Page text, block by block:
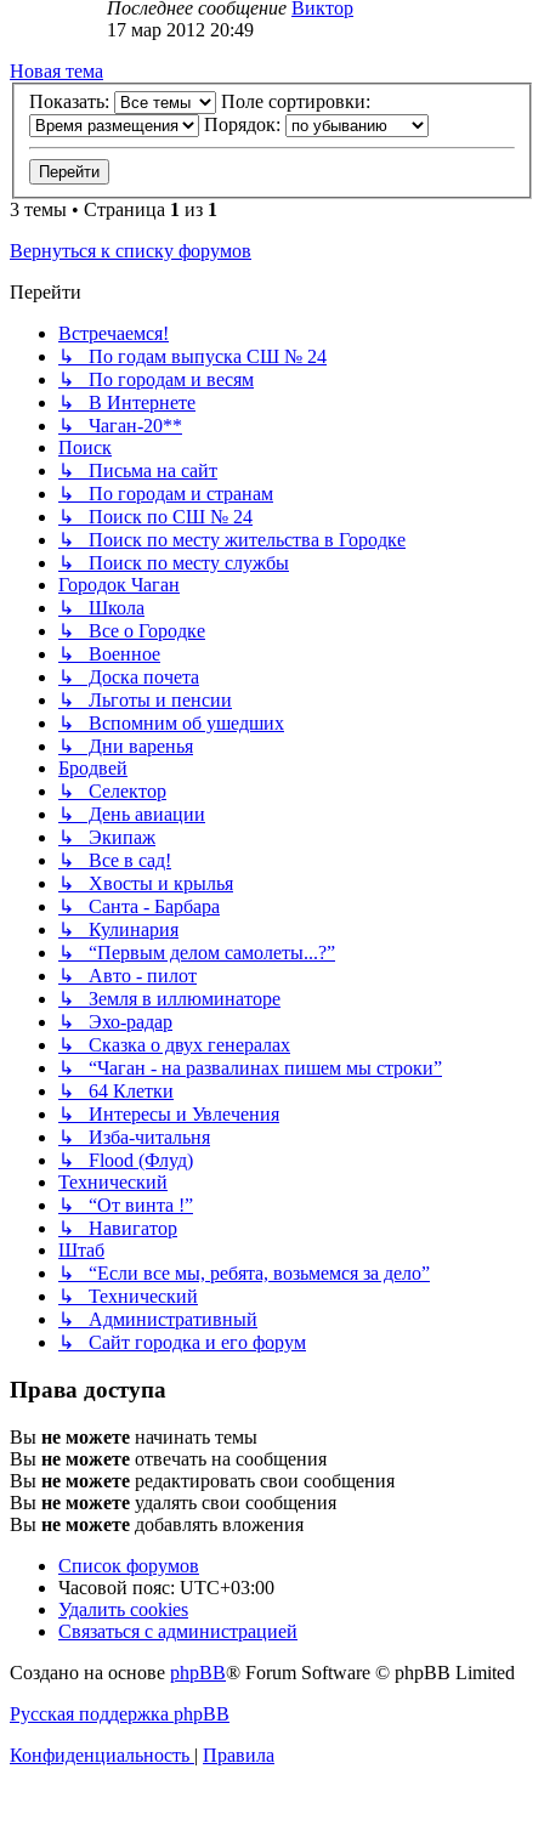
Последнее сообщение Виктор
17 мар 2012 20:49
Новая тема
Показать:
Поле сортировки:
Порядок:
3 темы • Страница 1 из 1
Вернуться к списку форумов
Перейти
Встречаемся!
↳ По годам выпуска СШ № 24
↳ По городам и весям
↳ В Интернете
↳ Чаган-20**
Поиск
↳ Письма на сайт
↳ По городам и странам
↳ Поиск по СШ № 24
↳ Поиск по месту жительства в Городке
↳ Поиск по месту службы
Городок Чаган
↳ Школа
↳ Все о Городке
↳ Военное
↳ Доска почета
↳ Льготы и пенсии
↳ Вспомним об ушедших
↳ Дни варенья
Бродвей
↳ Селектор
↳ День авиации
↳ Экипаж
↳ Все в сад!
↳ Хвосты и крылья
↳ Санта - Барбара
↳ Кулинария
↳ “Первым делом самолеты...?”
↳ Авто - пилот
↳ Земля в иллюминаторе
↳ Эхо-радар
↳ Сказка о двух генералах
↳ “Чаган - на развалинах пишем мы строки”
↳ 64 Клетки
↳ Интересы и Увлечения
↳ Изба-читальня
↳ Flood (Флуд)
Технический
↳ “От винта !”
↳ Навигатор
Штаб
↳ “Если все мы, ребята, возьмемся за дело”
↳ Технический
↳ Административный
↳ Сайт городка и его форум
Права доступа
Вы не можете начинать темы
Вы не можете отвечать на сообщения
Вы не можете редактировать свои сообщения
Вы не можете удалять свои сообщения
Вы не можете добавлять вложения
Список форумов
Часовой пояс: UTC+03:00
Удалить cookies
Связаться с администрацией
Создано на основе phpBB® Forum Software © phpBB Limited
Русская поддержка phpBB
Конфиденциальность | Правила